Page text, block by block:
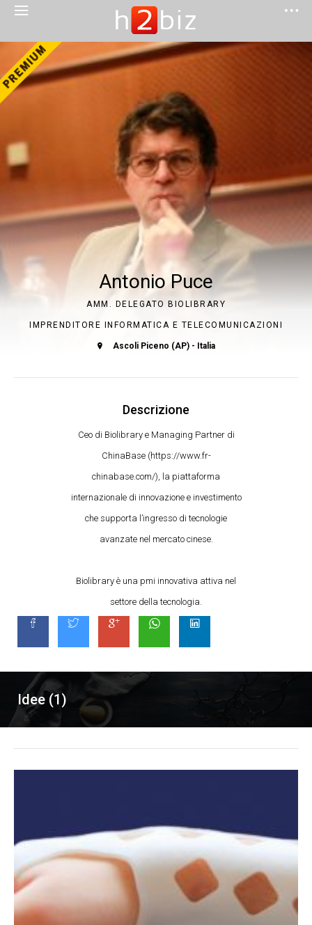
Antonio Puce
AMM. DELEGATO BIOLIBRARY
IMPRENDITORE INFORMATICA E TELECOMUNICAZIONI
Ascoli Piceno (AP) - Italia
Descrizione
Ceo di Biolibrary e Managing Partner di
ChinaBase (https://www.fr-
chinabase.com/), la piattaforma
internazionale di innovazione e investimento
che supporta l’ingresso di tecnologie
avanzate nel mercato cinese.
Biolibrary è una pmi innovativa attiva nel
settore della tecnologia.
Idee (1)